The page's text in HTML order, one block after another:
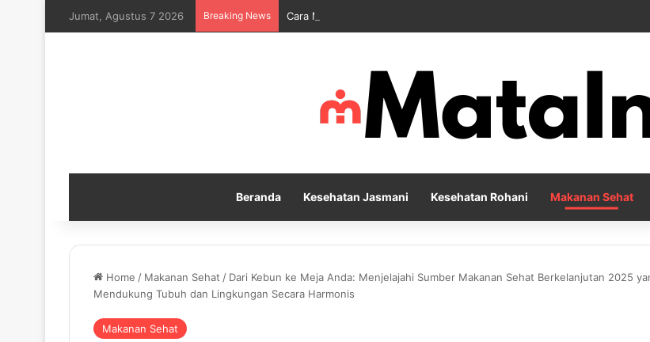
Jumat, Agustus 7 2026 Breaking News Cara Melatih Pernapasan agar Pikiran Lebih Rileks dan Emosi Tetap
Beranda Kesehatan Jasmani Kesehatan Rohani Makanan Sehat
Home / Makanan Sehat / Dari Kebun ke Meja Anda: Menjelajahi Sumber Makanan Sehat Berkelanjutan 2025
Mendukung Tubuh dan Lingkungan Secara Harmonis
Makanan Sehat